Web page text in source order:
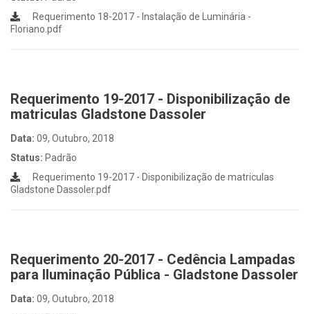
Requerimento 18-2017 - Instalação de Luminária -
Floriano.pdf
Requerimento 19-2017 - Disponibilização de
matriculas Gladstone Dassoler
Data: 09, Outubro, 2018
Status: Padrão
Requerimento 19-2017 - Disponibilização de matriculas
Gladstone Dassoler.pdf
Requerimento 20-2017 - Cedência Lampadas
para Iluminação Pública - Gladstone Dassoler
Data: 09, Outubro, 2018